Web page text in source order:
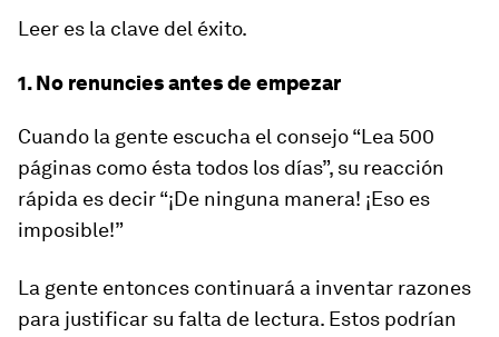
Leer es la clave del éxito.
1. No renuncies antes de empezar
Cuando la gente escucha el consejo “Lea 500
páginas como ésta todos los días”, su reacción
rápida es decir “¡De ninguna manera! ¡Eso es
imposible!”
La gente entonces continuará a inventar razones
para justificar su falta de lectura. Estos podrían